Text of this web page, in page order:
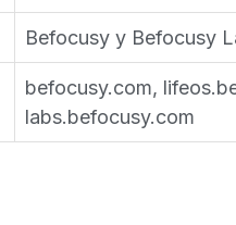
Befocusy y Befocusy
befocusy.com,
labs.befocusy.com